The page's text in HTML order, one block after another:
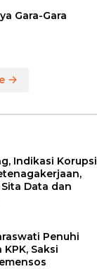
Gara-Gara
Indikasi Korupsi
Data dan
Penuhi
Saksi